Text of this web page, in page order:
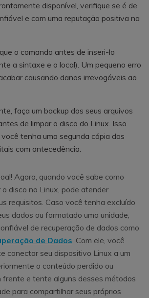
disponível, verifique se é de
e com uma reputação positiva na
o comando antes de inseri-lo
a sintaxe e o local). Um pequeno erro
causando danos irrevogáveis ao
faça um backup dos seus arquivos
de limpar o disco do Linux. Isso
tenha uma segunda cópia dos
com antecedência.
Agora, quando você sabe como
disco no Linux, pode atender
requisitos. Caso você tenha excluído
dados ou formatado uma unidade,
de recuperação de dados como
de Dados. Com ele, você
conectar seu dispositivo Linux a um
o conteúdo perdido ou
frente e tente alguns desses métodos
para compartilhar seus próprios